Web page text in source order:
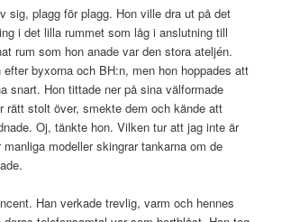
sig, plagg för plagg. Hon ville dra ut på det
i det lilla rummet som låg i anslutning till
rum som hon anade var den stora ateljén.
efter byxorna och BH:n, men hon hoppades att
snart. Hon tittade ner på sina välformade
rätt stolt över, smekte dem och kände att
Oj, tänkte hon. Vilken tur att jag inte är
modeller skingrar tankarna om de
Han verkade trevlig, varm och hennes